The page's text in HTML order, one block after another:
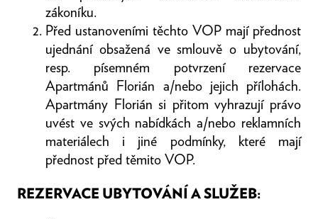
zákoníku.
Před ustanoveními těchto VOP mají přednost
ujednání obsažená ve smlouvě o ubytování,
resp. písemném potvrzení rezervace
Apartmánů Florián a/nebo jejich přílohách.
Apartmány Florián si přitom vyhrazují právo
uvést ve svých nabídkách a/nebo reklamních
materiálech i jiné podmínky, které mají
přednost před těmito VOP.
REZERVACE UBYTOVÁNÍ A SLUŽEB: